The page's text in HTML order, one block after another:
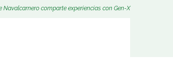
comparte experiencias con Gen-X